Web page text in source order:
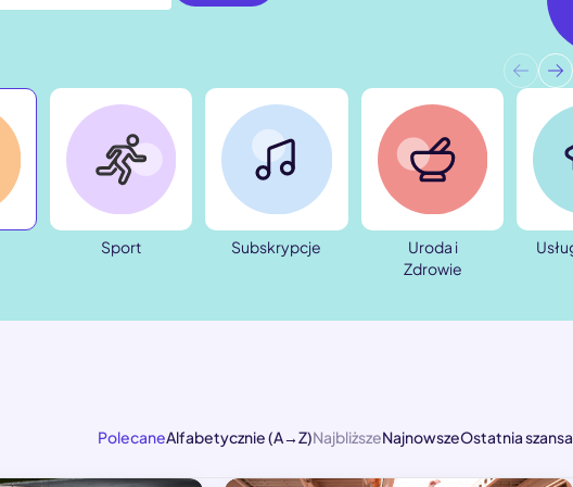
Sport Subskrypcje
Uroda i
Zdrowie
PolecaneAlfabetycznie (A→Z)NajbliższeNajnowszeOstatnia szansa